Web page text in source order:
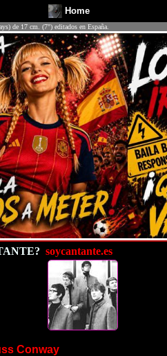
Home
de 17 cm. (7") editados en España.
soycantante.es
Conway